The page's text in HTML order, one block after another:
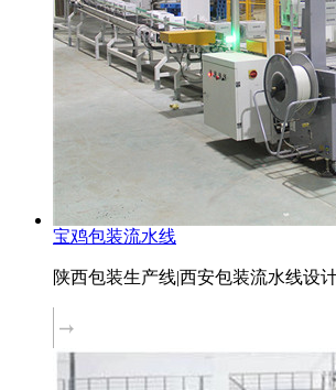
宝鸡包装流水线
陕西包装生产线|西安包装流水线设